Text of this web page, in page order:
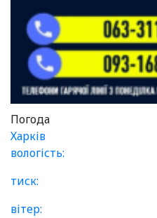
Погода
Харків
вологість:
тиск:
вітер: